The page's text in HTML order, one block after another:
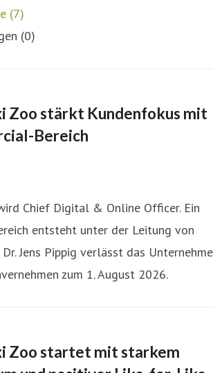
(7)
(0)
Zoo stärkt Kundenfokus mit
Bereich
Chief Digital & Online Officer. Ein
entsteht unter der Leitung von
Jens Pippig verlässt das
zum 1. August 2026.
Zoo startet mit starkem